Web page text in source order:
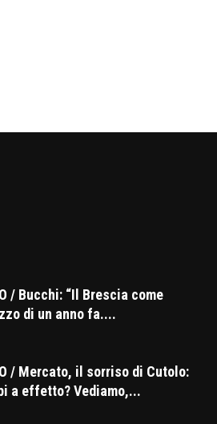
/ Bucchi: “Il Brescia come
di un anno fa....
/ Mercato, il sorriso di Cutolo:
a effetto? Vediamo,...